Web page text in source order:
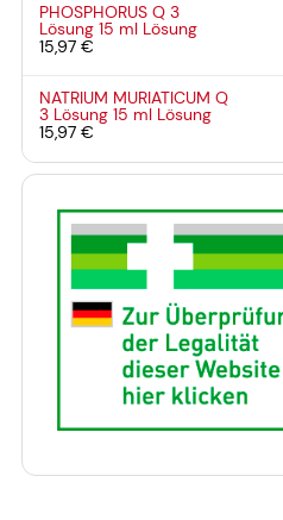
PHOSPHORUS Q 3
Lösung15 ml Lösung
15,97 €
NATRIUM MURIATICUM Q
3 Lösung15 ml Lösung
15,97 €